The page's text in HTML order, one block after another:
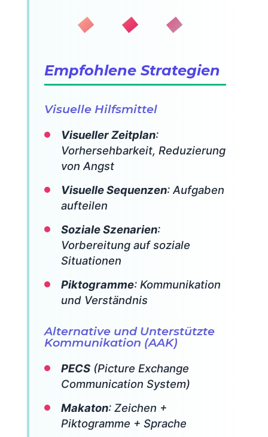
◆ ◆ ◆
Empfohlene Strategien
Visuelle Hilfsmittel
Visueller Zeitplan:
Vorhersehbarkeit, Reduzierung
von Angst
Visuelle Sequenzen: Aufgaben
aufteilen
Soziale Szenarien:
Vorbereitung auf soziale
Situationen
Piktogramme: Kommunikation
und Verständnis
Alternative und Unterstützte
Kommunikation (AAK)
PECS(Picture Exchange
Communication System)
Makaton: Zeichen +
Piktogramme + Sprache